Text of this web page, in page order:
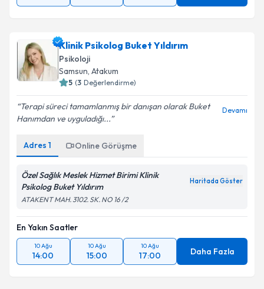
Klinik Psikolog Buket Yıldırım
Psikoloji
Samsun, Atakum
5 (3 Değerlendirme)
Terapi süreci tamamlanmış bir danışan olarak Buket
Hanımdan ve uyguladığı...
Devamı
Adres 1 Online Görüşme
Özel Sağlık Meslek Hizmet Birimi Klinik
Psikolog Buket Yıldırım
Haritada Göster
ATAKENT MAH. 3102. SK. NO 16 /2
En Yakın Saatler
10 Ağu
14:00
10 Ağu
15:00
10 Ağu
17:00 Daha Fazla